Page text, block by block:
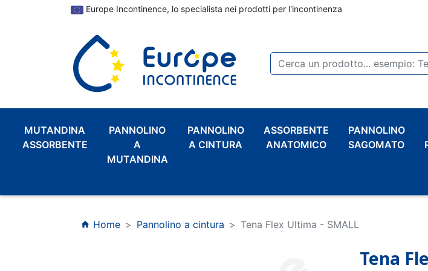
Europe Incontinence, lo specialista nei prodotti per l'incontinenza
MUTANDINA
ASSORBENTE
PANNOLINO
A
MUTANDINA
PANNOLINO
A CINTURA
ASSORBENTE
ANATOMICO
PANNOLINO
SAGOMATO
home Home Pannolino a cintura Tena Flex Ultima - SMALL
Tena